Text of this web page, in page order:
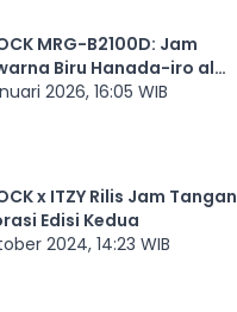
MRG-B2100D: Jam
Biru Hanada-iro ala
2026, 16:05 WIB
x ITZY Rilis Jam Tangan
Edisi Kedua
2024, 14:23 WIB